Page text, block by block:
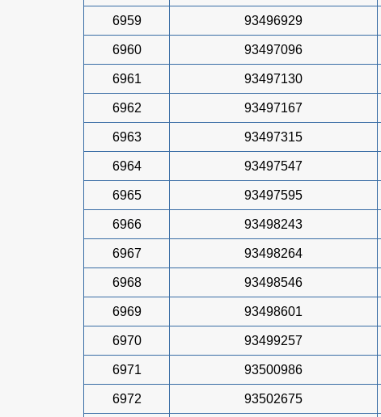
6959 93496929
6960 93497096
6961 93497130
6962 93497167
6963 93497315
6964 93497547
6965 93497595
6966 93498243
6967 93498264
6968 93498546
6969 93498601
6970 93499257
6971 93500986
6972 93502675